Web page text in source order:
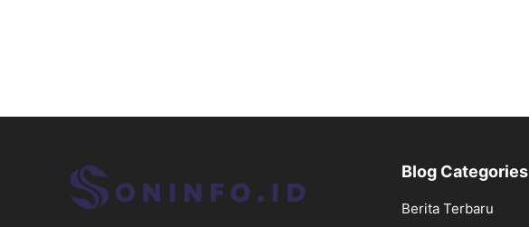
Blog Categories
Berita Terbaru